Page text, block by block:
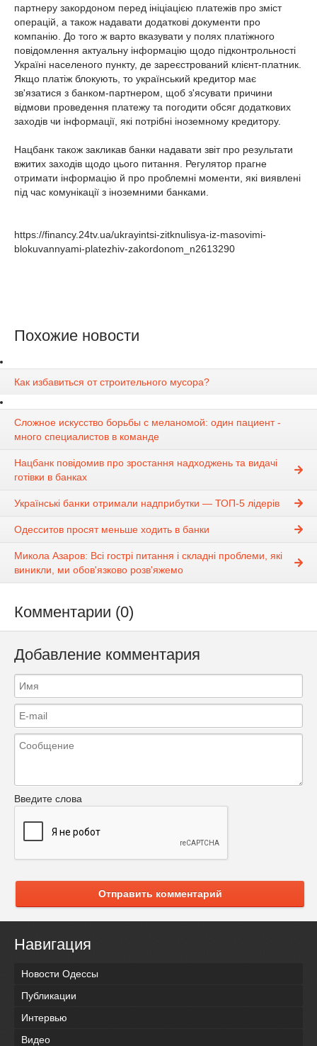
партнеру закордоном перед ініціацією платежів про зміст
операцій, а також надавати додаткові документи про
компанію. До того ж варто вказувати у полях платіжного
повідомлення актуальну інформацію щодо підконтрольності
Україні населеного пункту, де зареєстрований клієнт-платник.
Якщо платіж блокують, то український кредитор має
зв'язатися з банком-партнером, щоб з'ясувати причини
відмови проведення платежу та погодити обсяг додаткових
заходів чи інформації, які потрібні іноземному кредитору.
Нацбанк також закликав банки надавати звіт про результати
вжитих заходів щодо цього питання. Регулятор прагне
отримати інформацію й про проблемні моменти, які виявлені
під час комунікації з іноземними банками.
https://financy.24tv.ua/ukrayintsi-zitknulisya-iz-masovimi-
blokuvannyami-platezhiv-zakordonom_n2613290
Похожие новости
Как избавиться от строительного мусора?
Сложное искусство борьбы с меланомой: один пациент -
много специалистов в команде
Нацбанк повідомив про зростання надходжень та видачі
готівки в банках
Українські банки отримали надприбутки — ТОП-5 лідерів
Одесситов просят меньше ходить в банки
Микола Азаров: Всі гострі питання і складні проблеми, які
виникли, ми обов'язково розв'яжемо
Комментарии (0)
Добавление комментария
Введите слова
Отправить комментарий
Навигация
Новости Одессы
Публикации
Интервью
Видео